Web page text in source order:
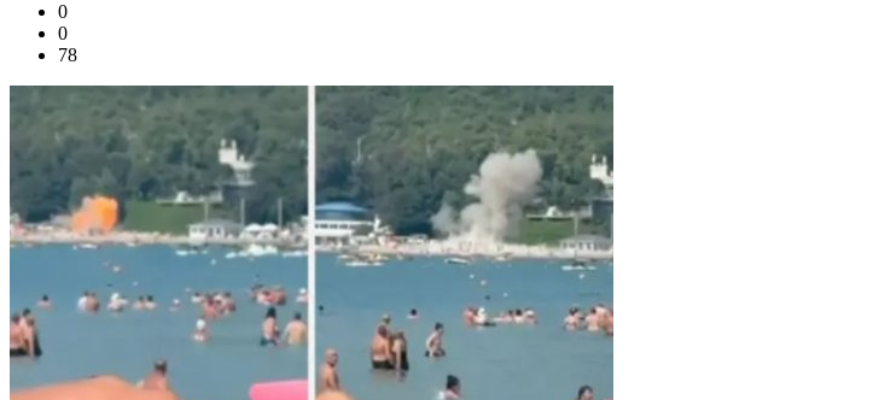
0
0
78